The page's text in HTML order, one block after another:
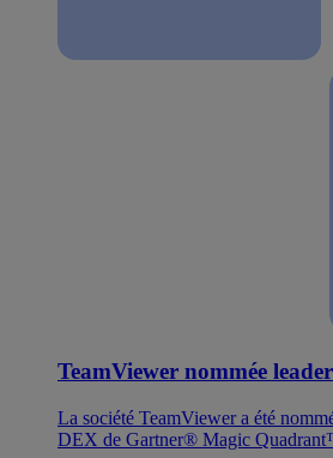
TeamViewer nommée
La société TeamViewer a été
DEX de Gartner® Magic